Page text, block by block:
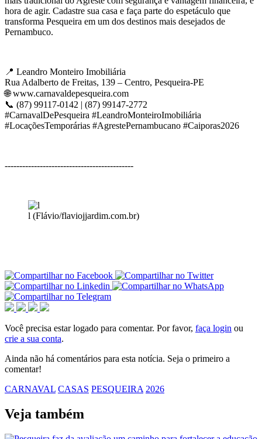
hora de agir. Cadastre sua casa e faça parte do espetáculo que
transforma Pesqueira em um dos destinos mais desejados de
Pernambuco.
📍 Leandro Monteiro Imobiliária
Rua Adalberto de Freitas, 139 – Centro, Pesqueira-PE
🌐 www.carnavaldepesqueira.com
📞 (87) 99117-0142 | (87) 99147-2772
#CarnavalDePesqueira #LeandroMonteiroImobiliária
#LocaçõesTemporárias #AgrestePernambucano #Caiporas2026
--------------------------------------------
l (Flávio/flaviojjardim.com.br)
Você precisa estar logado para comentar. Por favor, faça login ou
crie a sua conta.
Ainda não há comentários para esta notícia. Seja o primeiro a
comentar!
CARNAVAL CASAS PESQUEIRA 2026
Veja também